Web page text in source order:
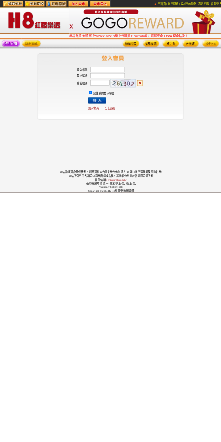
回首頁 | 常見問題 | 設為我的最愛 | 忘記密碼 | 會員登入
恭禧會員 大頭哥 於BINGOBINGO線上代購第115042610期，獲得獎金$7500 現金點數！
登入帳號：
登入密碼：
驗證號碼： ↻
記住我的登入帳號
加入會員 忘記密碼
本站數據資訊僅供參考，實際資料以台灣彩券公佈為準！(未滿18歲不得購買及兌換彩券)
本站所引用的各項公益彩券商標或名稱，其版權分別屬於各註冊公司所有
客服信箱:service@h8.com.tw
公司營運時間 週一~週五 早上9點~晚上6點
Version v2608071028
Copyright © 2024 By H8紅發樂透代購網